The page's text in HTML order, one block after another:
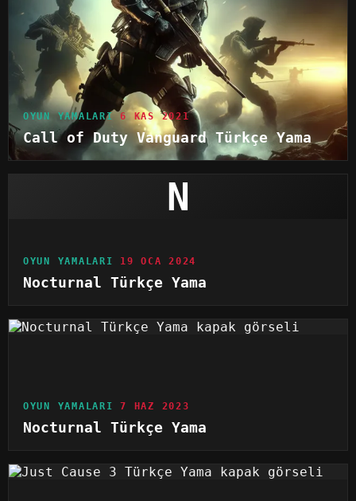
OYUN YAMALARI 6 KAS 2021
Call of Duty Vanguard Türkçe Yama
N
OYUN YAMALARI 19 OCA 2024
Nocturnal Türkçe Yama
OYUN YAMALARI 7 HAZ 2023
Nocturnal Türkçe Yama